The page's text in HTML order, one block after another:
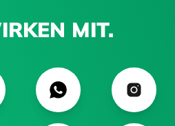
MIT.